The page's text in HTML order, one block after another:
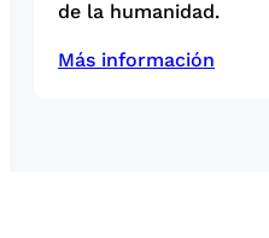
de la humanidad.
Más información